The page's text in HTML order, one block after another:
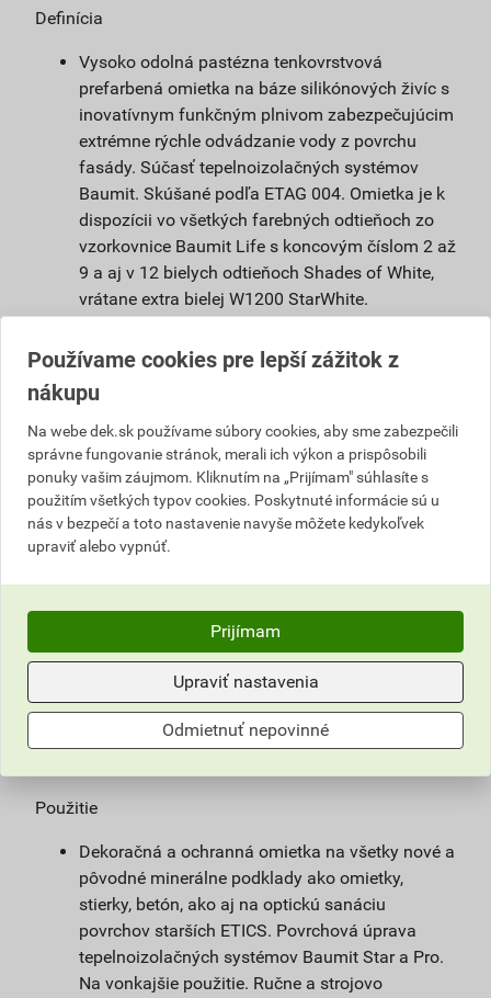
Definícia
Vysoko odolná pastézna tenkovrstvová
prefarbená omietka na báze silikónových živíc s
inovatívnym funkčným plnivom zabezpečujúcim
extrémne rýchle odvádzanie vody z povrchu
fasády. Súčasť tepelnoizolačných systémov
Baumit. Skúšané podľa ETAG 004. Omietka je k
dispozícii vo všetkých farebných odtieňoch zo
vzorkovnice Baumit Life s koncovým číslom 2 až
9 a aj v 12 bielych odtieňoch Shades of White,
vrátane extra bielej W1200 StarWhite.
Silikónová emulzia a organické spojivá,
pigmenty, vlákna, prísady, voda.
Vlastnosti
Vysoko vodoodpudivá tenkovrstvová omietka,
odolná voči nepriaznivým klimatickým
podmienkam, paropriepustná, ľahko
spracovateľná. Vylepšená receptúra umožňuje
rýchlejšie vyschnutie fasády, čo znižuje riziko
napadnutia fasády plesňami a riasami. Vďaka
jedinečnej kombinácii hydrofóbnych a
hydrofilných vlastností (tzv. Drypor efekt) je
omietka menej náchylná na zašpinenie. Omietka
Použitie
Dekoračná a ochranná omietka na všetky nové a
pôvodné minerálne podklady ako omietky,
stierky, betón, ako aj na optickú sanáciu
povrchov starších ETICS. Povrchová úprava
tepelnoizolačných systémov Baumit Star a Pro.
Na vonkajšie použitie. Ručne a strojovo
Používame cookies pre lepší zážitok z
nákupu
Na webe dek.sk používame súbory cookies, aby sme zabezpečili
správne fungovanie stránok, merali ich výkon a prispôsobili
ponuky vašim záujmom. Kliknutím na „Prijímam" súhlasíte s
použitím všetkých typov cookies. Poskytnuté informácie sú u
nás v bezpečí a toto nastavenie navyše môžete kedykoľvek
upraviť alebo vypnúť.
Prijímam
Upraviť nastavenia
Odmietnuť nepovinné